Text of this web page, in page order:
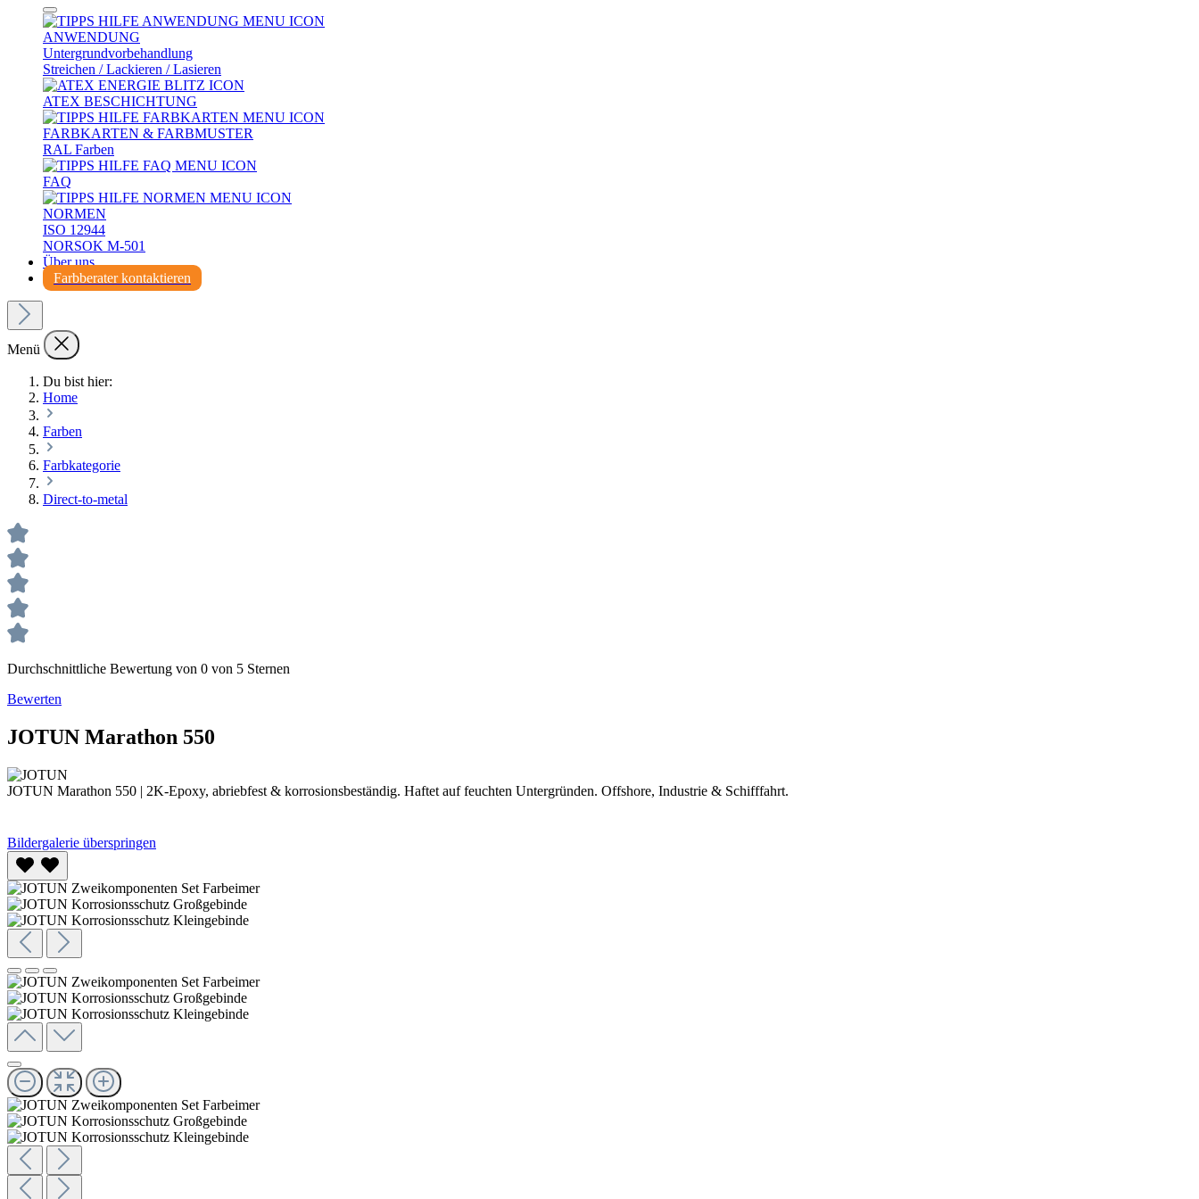
ANWENDUNG
Untergrundvorbehandlung
Streichen / Lackieren / Lasieren
ATEX BESCHICHTUNG
FARBKARTEN & FARBMUSTER
RAL Farben
FAQ
NORMEN
ISO 12944
NORSOK M-501
Über uns
Farbberater kontaktieren
Menü
Du bist hier:
Home
Farben
Farbkategorie
Direct-to-metal
Durchschnittliche Bewertung von 0 von 5 Sternen
Bewerten
JOTUN Marathon 550
JOTUN Marathon 550 | 2K-Epoxy, abriebfest & korrosionsbeständig. Haftet auf feuchten Untergründen. Offshore, Industrie & Schifffahrt.
Bildergalerie überspringen